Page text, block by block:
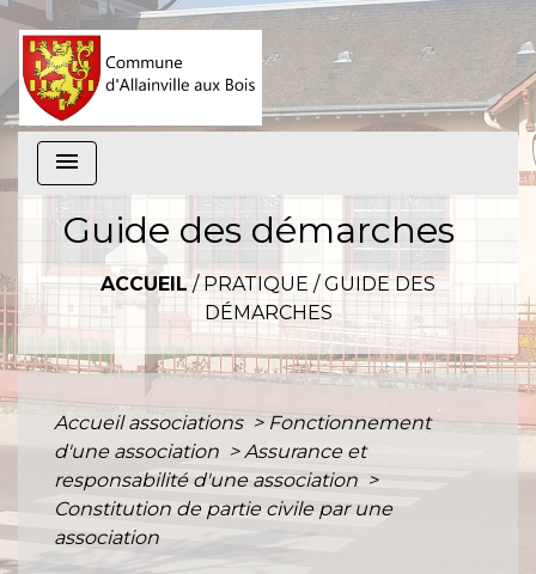
menu
Guide des démarches
ACCUEIL/ PRATIQUE /GUIDE DES
DÉMARCHES
Accueil associations > Fonctionnement
d'une association > Assurance et
responsabilité d'une association >
Constitution de partie civile par une
association